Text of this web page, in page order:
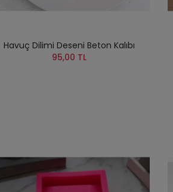
Havuç Dilimi Deseni Beton Kalıbı
95,00 TL